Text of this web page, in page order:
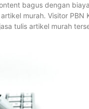
bagus dengan
murah. Visitor PBN
tulis artikel murah